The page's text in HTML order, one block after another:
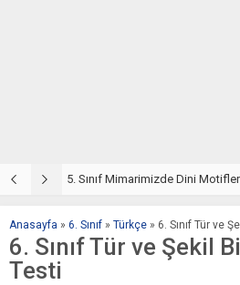
5. Sınıf Mimarimizde Dini
Anasayfa » 6. Sınıf » Türkçe » 6. Sınıf Tür ve
6. Sınıf Tür ve Şekil
Testi